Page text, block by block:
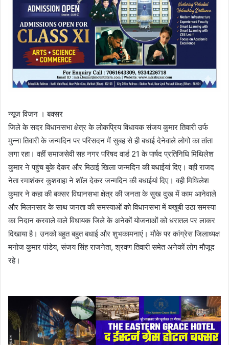
न्यूज विजन । बक्सर
जिले के सदर विधानसभा क्षेत्र के लोकप्रिय विधायक संजय कुमार तिवारी उर्फ
मुन्ना तिवारी के जन्मदिन पर परिसदन में सुबह से ही बधाई देनेवाले लोगो का तांता
लगा रहा। वहीं समाजसेवी सह नगर परिषद वार्ड 21 के पार्षद प्रतिनिधि मिथिलेश
कुमार ने पहुंच बुके देकर और मिठाई खिला जन्मदिन की बधाईयां दिए। वही राजद
नेता रमाशंकर कुशवाहा ने शॉल देकर जन्मदिन की बधाईयां दिए। वही मिथिलेश
कुमार ने कहा की बक्सर विधानसभा क्षेत्र की जनता के सुख दुख में काम आनेवाले
और मिलनसार के साथ जनता की समस्याओं को विधानसभा में बखूबी उठा समस्या
का निदान करवाले वाले विधायक जिले के अनेकों योजनाओं को धरातल पर लाकर
दिखाया है। उनको बहुत बहुत बधाई और शुभकामनाएं। मौके पर कांग्रेस जिलाध्यक्ष
मनोज कुमार पांडेय, संजय सिंह राजनेता, श्रवण तिवारी समेत अनेकों लोग मौजूद
रहे।